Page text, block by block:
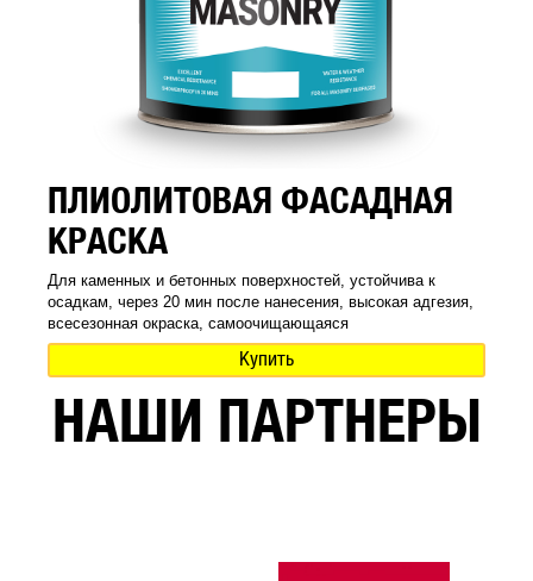
ПЛИОЛИТОВАЯ ФАСАДНАЯ
КРАСКА
Для каменных и бетонных поверхностей, устойчива к
осадкам, через 20 мин после нанесения, высокая адгезия,
всесезонная окраска, самоочищающаяся
Купить
НАШИ ПАРТНЕРЫ